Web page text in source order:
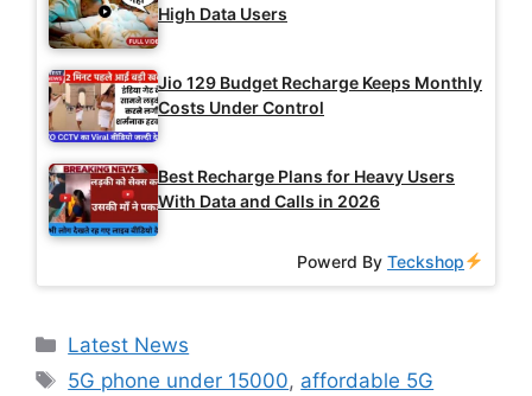
High Data Users
Jio 129 Budget Recharge Keeps Monthly
Costs Under Control
Best Recharge Plans for Heavy Users
With Data and Calls in 2026
Powerd ByTeckshop
Categories
Latest News
Tags
5G phone under 15000, affordable 5G